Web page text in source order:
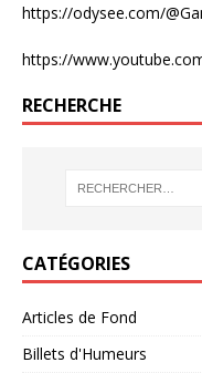
https://odysee.com/
https://
RECHERCHE
CATÉGORIES
Articles de Fond
Billets d'Humeurs